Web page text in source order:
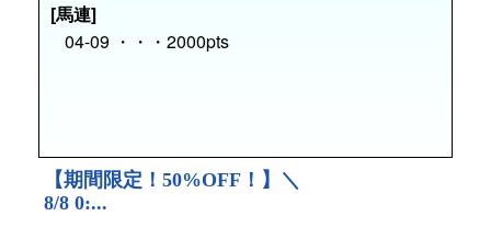
[馬連]
04-09 ・・・2000pts